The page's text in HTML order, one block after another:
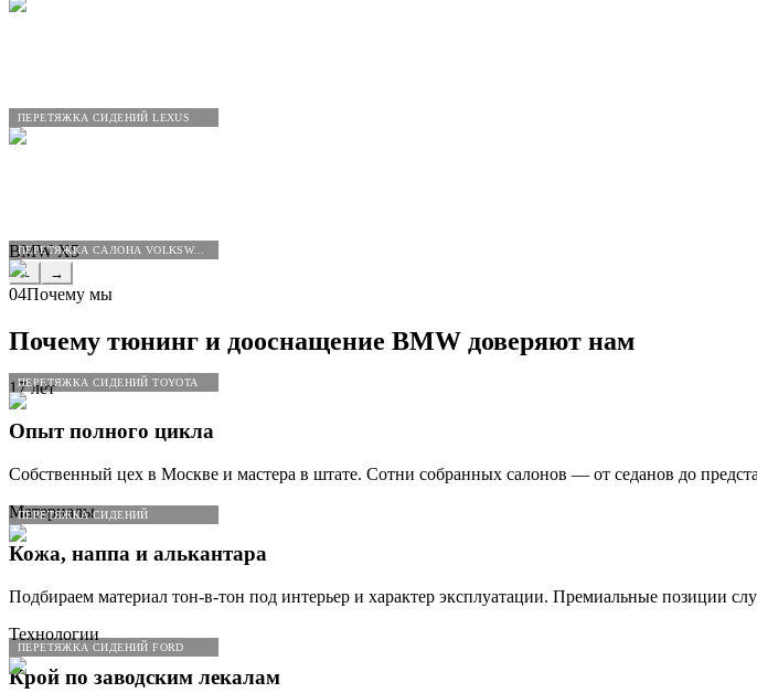
ПЕРЕТЯЖКА СИДЕНИЙ LEXUS
ПЕРЕТЯЖКА САЛОНА VOLKSWAGEN
ПЕРЕТЯЖКА СИДЕНИЙ TOYOTA
ПЕРЕТЯЖКА СИДЕНИЙ
ПЕРЕТЯЖКА СИДЕНИЙ FORD
BMW X5
← →
04Почему мы
Почему тюнинг и дооснащение BMW доверяют нам
17 лет
Опыт полного цикла
Собственный цех в Москве и мастера в штате. Сотни собранных салонов — от седанов до
Материалы
Кожа, наппа и алькантара
Подбираем материал тон-в-тон под интерьер и характер эксплуатации. Премиальные позиции
Технологии
Крой по заводским лекалам